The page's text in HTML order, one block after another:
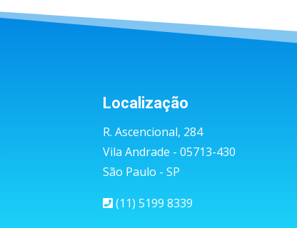
Localização
R. Ascencional, 284
Vila Andrade - 05713-430
São Paulo - SP
(11) 5199 8339